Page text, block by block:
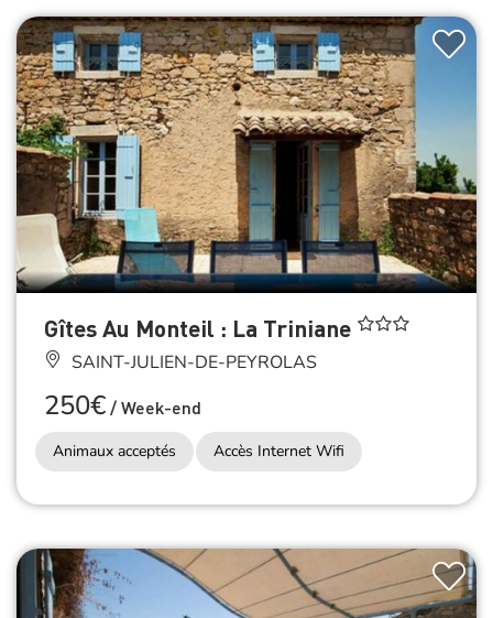
Gîtes Au Monteil : La Triniane
SAINT-JULIEN-DE-PEYROLAS
250€/Week-end
Animaux acceptés Accès Internet Wifi